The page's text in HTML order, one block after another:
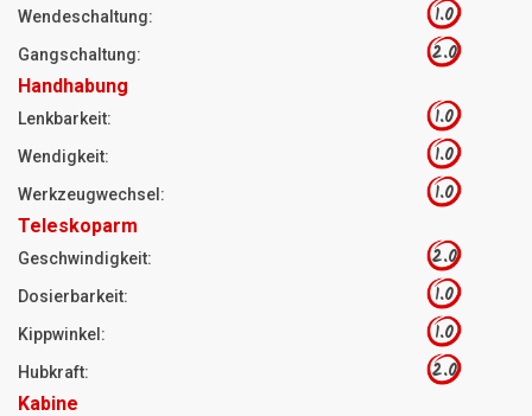
Wendeschaltung: 1.0
Gangschaltung: 2.0
Handhabung
Lenkbarkeit: 1.0
Wendigkeit: 1.0
Werkzeugwechsel: 1.0
Teleskoparm
Geschwindigkeit: 2.0
Dosierbarkeit: 1.0
Kippwinkel: 1.0
Hubkraft: 2.0
Kabine